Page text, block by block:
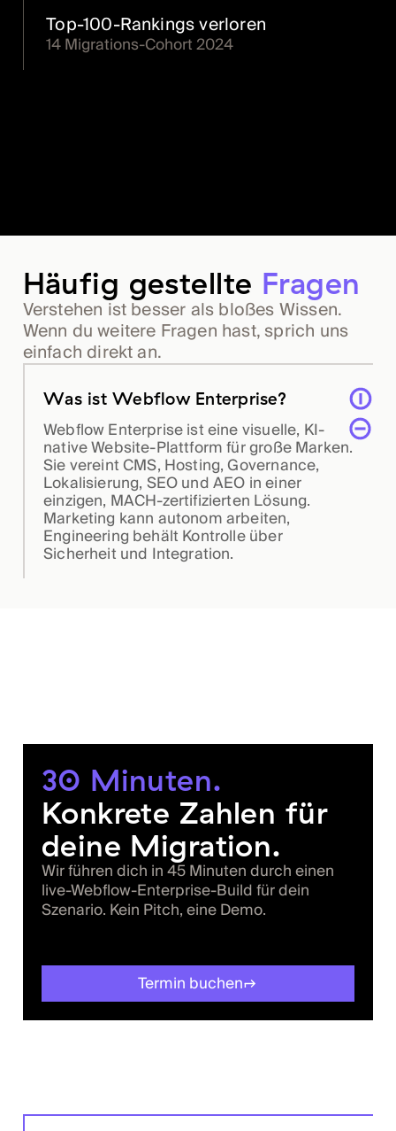
Top-100-Rankings verloren
14 Migrations-Cohort 2024
Häufig gestellte Fragen
Verstehen ist besser als bloßes Wissen.
Wenn du weitere Fragen hast, sprich uns
einfach direkt an.
Was ist Webflow Enterprise?
Webflow Enterprise ist eine visuelle, KI-
native Website-Plattform für große Marken.
Sie vereint CMS, Hosting, Governance,
Lokalisierung, SEO und AEO in einer
einzigen, MACH-zertifizierten Lösung.
Marketing kann autonom arbeiten,
Engineering behält Kontrolle über
Sicherheit und Integration.
30 Minuten.
Konkrete Zahlen für
deine Migration.
Wir führen dich in 45 Minuten durch einen
live-Webflow-Enterprise-Build für dein
Szenario. Kein Pitch, eine Demo.
Termin buchen